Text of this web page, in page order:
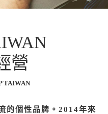
營
TAIWAN
的個性品牌。2014年來